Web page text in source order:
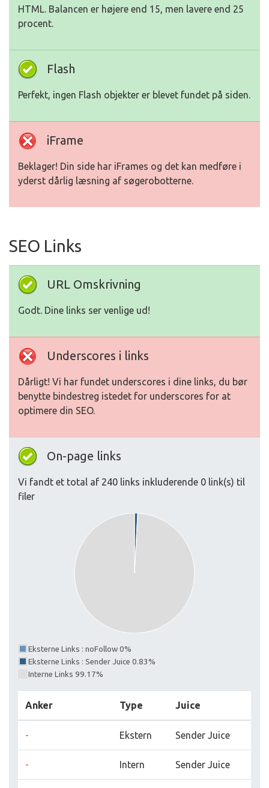
HTML. Balancen er højere end 15, men lavere end 25
procent.
Flash
Perfekt, ingen Flash objekter er blevet fundet på siden.
iFrame
Beklager! Din side har iFrames og det kan medføre i
yderst dårlig læsning af søgerobotterne.
SEO Links
URL Omskrivning
Godt. Dine links ser venlige ud!
Underscores i links
Dårligt! Vi har fundet underscores i dine links, du bør
benytte bindestreg istedet for underscores for at
optimere din SEO.
On-page links
Vi fandt et total af 240 links inkluderende 0 link(s) til
filer
Eksterne Links : noFollow 0%
Eksterne Links : Sender Juice 0.83%
Interne Links 99.17%
Anker Type Juice
- Ekstern Sender Juice
- Intern Sender Juice